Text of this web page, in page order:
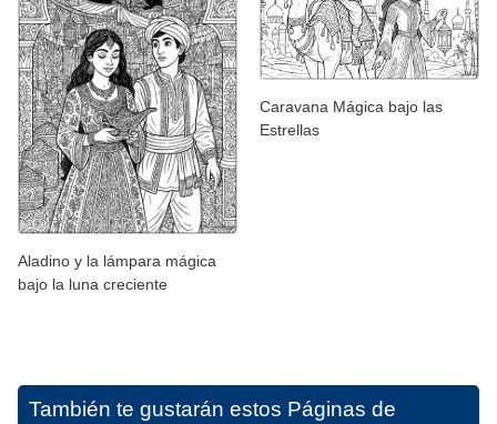
Aladino y la lámpara mágica
bajo la luna creciente
Caravana Mágica bajo las
Estrellas
También te gustarán estos Páginas de